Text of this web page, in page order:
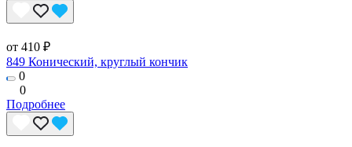
от 410 ₽
849 Конический, круглый кончик
0
0
Подробнее